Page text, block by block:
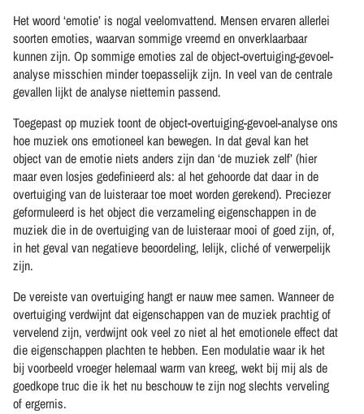
Het woord ‘emotie’ is nogal veelomvattend. Mensen ervaren allerlei
soorten emoties, waarvan sommige vreemd en onverklaarbaar
kunnen zijn. Op sommige emoties zal de object-overtuiging-gevoel-
analyse misschien minder toepasselijk zijn. In veel van de centrale
gevallen lijkt de analyse niettemin passend.
Toegepast op muziek toont de object-overtuiging-gevoel-analyse ons
hoe muziek ons emotioneel kan bewegen. In dat geval kan het
object van de emotie niets anders zijn dan ‘de muziek zelf’ (hier
maar even losjes gedefinieerd als: al het gehoorde dat daar in de
overtuiging van de luisteraar toe moet worden gerekend). Preciezer
geformuleerd is het object die verzameling eigenschappen in de
muziek die in de overtuiging van de luisteraar mooi of goed zijn, of,
in het geval van negatieve beoordeling, lelijk, cliché of verwerpelijk
zijn.
De vereiste van overtuiging hangt er nauw mee samen. Wanneer de
overtuiging verdwijnt dat eigenschappen van de muziek prachtig of
vervelend zijn, verdwijnt ook veel zo niet al het emotionele effect dat
die eigenschappen plachten te hebben. Een modulatie waar ik het
bij voorbeeld vroeger helemaal warm van kreeg, wekt bij mij als de
goedkope truc die ik het nu beschouw te zijn nog slechts verveling
of ergernis.